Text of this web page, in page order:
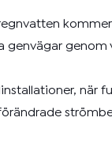
genom
när